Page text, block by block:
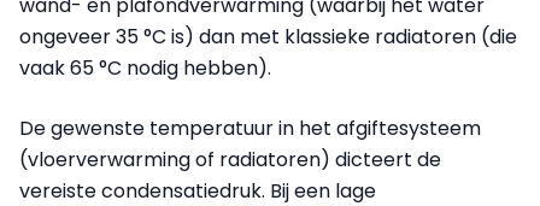
ongeveer 35 °C is) dan met klassieke radiatoren (die
vaak 65 °C nodig hebben).
De gewenste temperatuur in het afgiftesysteem
(vloerverwarming of radiatoren) dicteert de
vereiste condensatiedruk. Bij een lage